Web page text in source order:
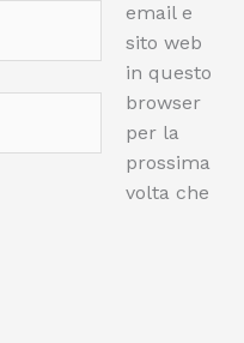
email e
sito web
in questo
browser
per la
prossima
volta che